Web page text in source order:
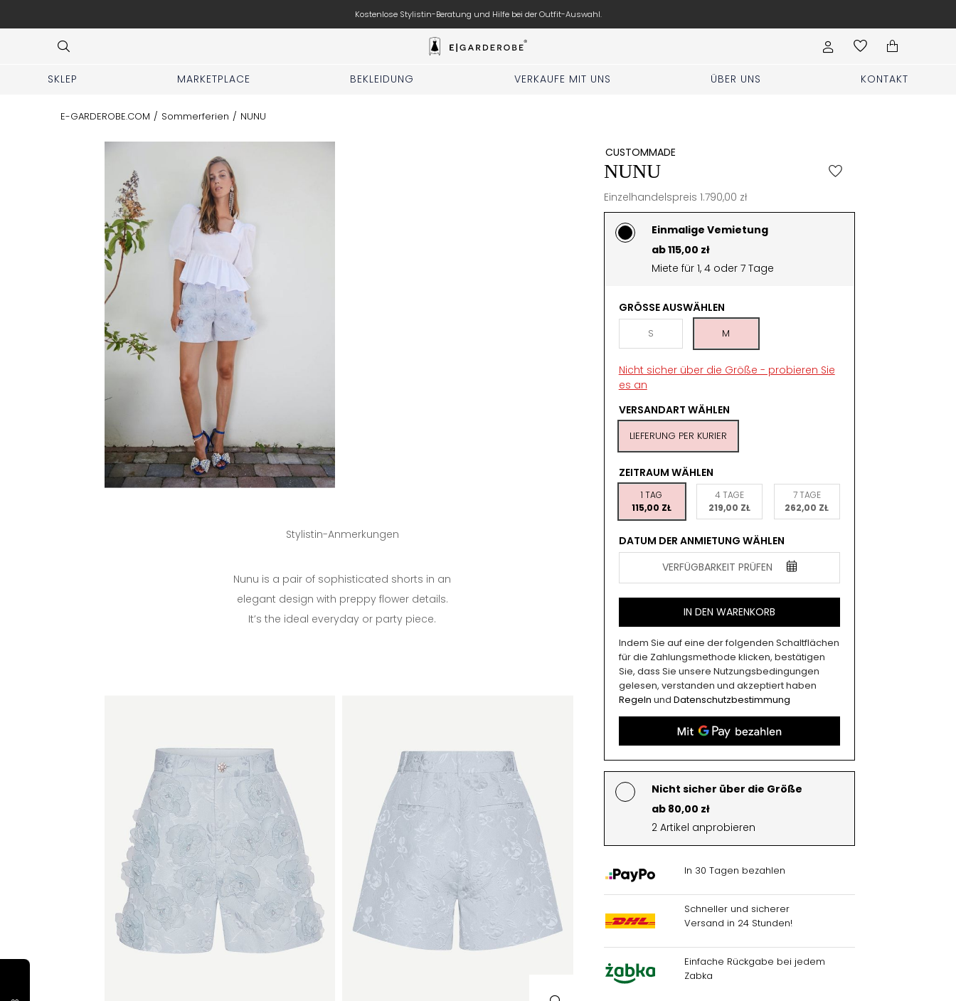
Kostenlose Stylistin-Beratung und Hilfe bei der Outfit-Auswahl.
SKLEP MARKETPLACE BEKLEIDUNG VERKAUFE MIT UNS ÜBER UNS KONTAKT
E-GARDEROBE.COM / Sommerferien / NUNU
Stylistin-Anmerkungen
Nunu is a pair of sophisticated shorts in an
elegant design with preppy flower details.
It’s the ideal everyday or party piece.
CUSTOMMADE
NUNU
Einzelhandelspreis 1.790,00 zł
Einmalige Vemietung
ab 115,00 zł
Miete für 1, 4 oder 7 Tage
GRÖSSE AUSWÄHLEN
S M
Nicht sicher über die Größe - probieren Sie
es an
VERSANDART WÄHLEN
LIEFERUNG PER KURIER
ZEITRAUM WÄHLEN
1 TAG
115,00 ZŁ
4 TAGE
219,00 ZŁ
7 TAGE
262,00 ZŁ
DATUM DER ANMIETUNG WÄHLEN
VERFÜGBARKEIT PRÜFEN
IN DEN WARENKORB
Indem Sie auf eine der folgenden Schaltflächen
für die Zahlungsmethode klicken, bestätigen
Sie, dass Sie unsere Nutzungsbedingungen
gelesen, verstanden und akzeptiert haben
Regeln und Datenschutzbestimmung
Nicht sicher über die Größe
ab 80,00 zł
2 Artikel anprobieren
In 30 Tagen bezahlen
Schneller und sicherer
Versand in 24 Stunden!
Einfache Rückgabe bei jedem
Zabka